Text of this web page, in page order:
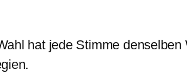
hat jede Stimme